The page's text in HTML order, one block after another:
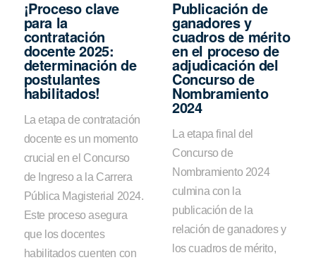
¡Proceso clave
para la
contratación
docente 2025:
determinación de
postulantes
habilitados!
La etapa de contratación
docente es un momento
crucial en el Concurso
de Ingreso a la Carrera
Pública Magisterial 2024.
Este proceso asegura
que los docentes
habilitados cuenten con
Publicación de
ganadores y
cuadros de mérito
en el proceso de
adjudicación del
Concurso de
Nombramiento
2024
La etapa final del
Concurso de
Nombramiento 2024
culmina con la
publicación de la
relación de ganadores y
los cuadros de mérito,